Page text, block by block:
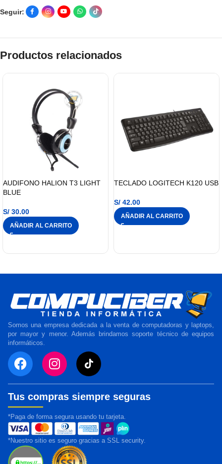
Seguir:
Productos relacionados
AUDIFONO HALION T3 LIGHT
BLUE
S/ 30.00
AÑADIR AL CARRITO
TECLADO LOGITECH K120 USB
S/ 42.00
AÑADIR AL CARRITO
Somos una empresa dedicada a la venta de computadoras y laptops,
por mayor y menor. Además brindamos soporte técnico de equipos
informáticos.
Tus compras siempre seguras
*Paga de forma segura usando tu tarjeta.
*Nuestro sitio es seguro gracias a SSL security.